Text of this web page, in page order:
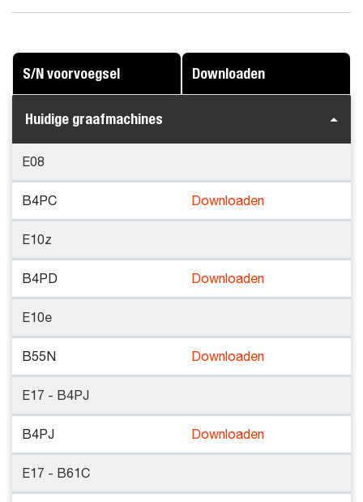
S/N voorvoegsel Downloaden
Huidige graafmachines
E08
B4PC Downloaden
E10z
B4PD Downloaden
E10e
B55N Downloaden
E17 - B4PJ
B4PJ Downloaden
E17 - B61C